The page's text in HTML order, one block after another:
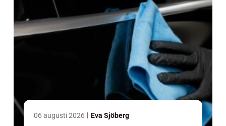
06 augusti 2026 Eva Sjöberg